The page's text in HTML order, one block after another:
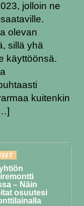
jolloin ne
olevan
sillä yhä
käyttöönsä.
kuitenkin
– Näin
osuutesi